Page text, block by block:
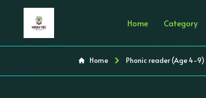
Home Category
Home Phonic reader (Age 4-9)